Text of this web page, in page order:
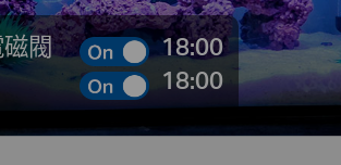
閥
18:00
18:00